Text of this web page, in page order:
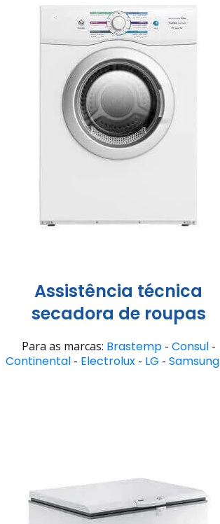
Assistência técnica
secadora de roupas
Para as marcas: Brastemp- Consul-
Continental - Electrolux - LG - Samsung